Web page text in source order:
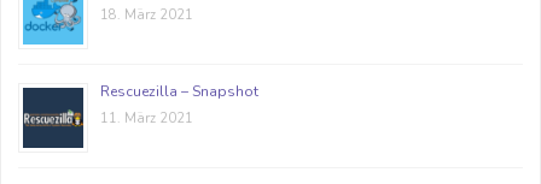
18. März 2021
Rescuezilla – Snapshot
11. März 2021